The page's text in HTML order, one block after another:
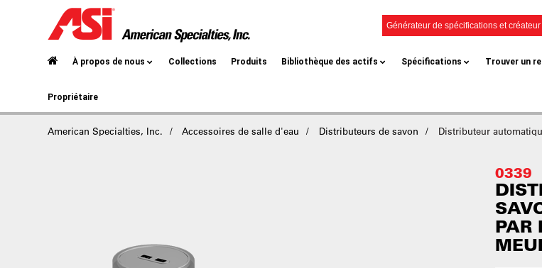
Générateur de spécifications et
À propos de nous Collections Produits Bibliothèque des actifs Spécifications Trouver un
Propriétaire
American Specialties, Inc. Accessoires de salle d'eau Distributeurs de savon Distributeur
0339
PAR